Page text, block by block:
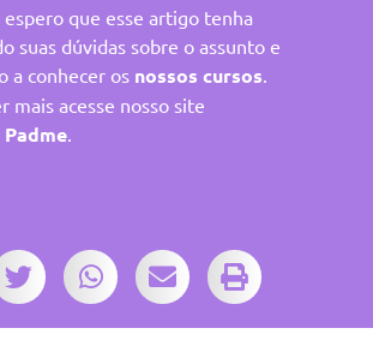
que esse artigo tenha
suas dúvidas sobre o assunto e
a conhecer os nossos cursos.
mais acesse nosso site
.